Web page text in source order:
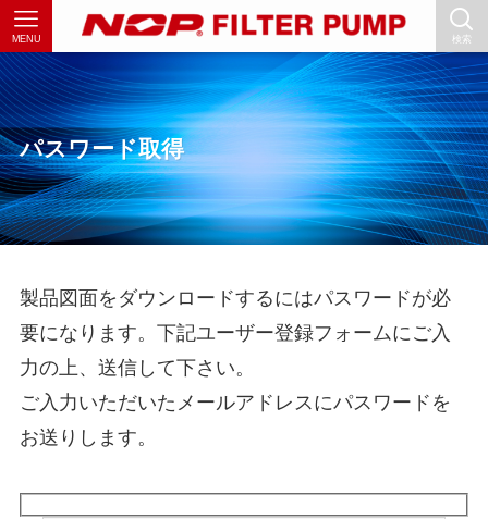
検索
MENU
パスワード取得
製品図面をダウンロードするにはパスワードが必
要になります。下記ユーザー登録フォームにご入
力の上、送信して下さい。
ご入力いただいたメールアドレスにパスワードを
お送りします。